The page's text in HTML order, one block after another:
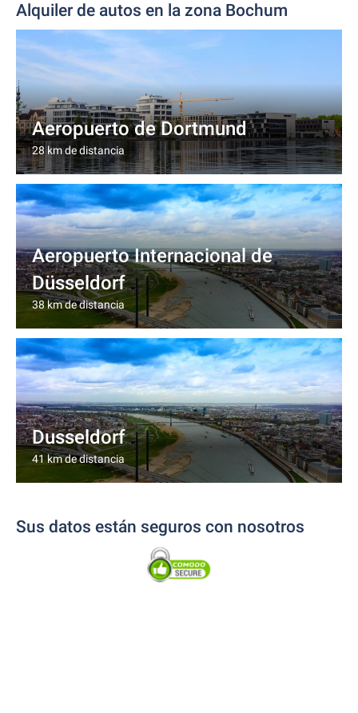
Alquiler de autos en la zona Bochum
Aeropuerto de Dortmund
28 km de distancia
Aeropuerto Internacional de
Düsseldorf
38 km de distancia
Dusseldorf
41 km de distancia
Sus datos están seguros con nosotros